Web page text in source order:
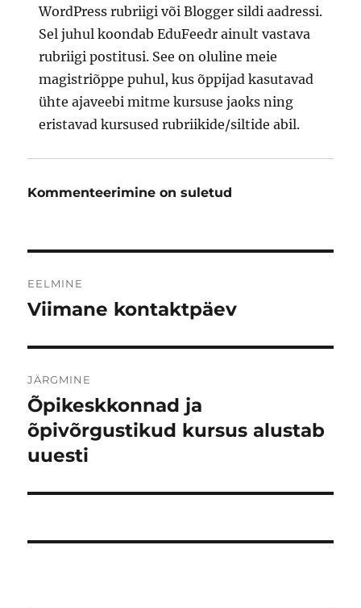
WordPress rubriigi või Blogger sildi aadressi.
Sel juhul koondab EduFeedr ainult vastava
rubriigi postitusi. See on oluline meie
magistriõppe puhul, kus õppijad kasutavad
ühte ajaveebi mitme kursuse jaoks ning
eristavad kursused rubriikide/siltide abil.
Kommenteerimine on suletud
EELMINE
Eelmine
Viimane kontaktpäev
JÄRGMINE
Järgmine
postitus:
Õpikeskkonnad ja
õpivõrgustikud kursus alustab
uuesti